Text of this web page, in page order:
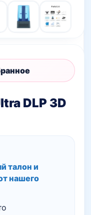
DLP 3D
талон и
нашего